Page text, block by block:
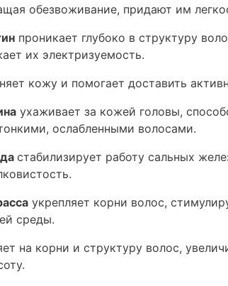
обезвоживание, придают им
проникает глубоко в структуру
их электризуемость.
кожу и помогает доставить
ухаживает за кожей головы,
ослабленными волосами.
стабилизирует работу сальных
укрепляет корни волос,
среды.
на корни и структуру волос,